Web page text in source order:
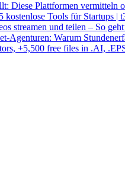
Diese Plattformen vermitteln
kostenlose Tools für Startups |
streamen und teilen – So
Agenturen: Warum
+5,500 free files in .AI,